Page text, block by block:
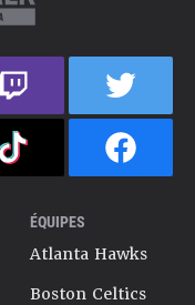
ÉQUIPES
Atlanta Hawks
Boston Celtics